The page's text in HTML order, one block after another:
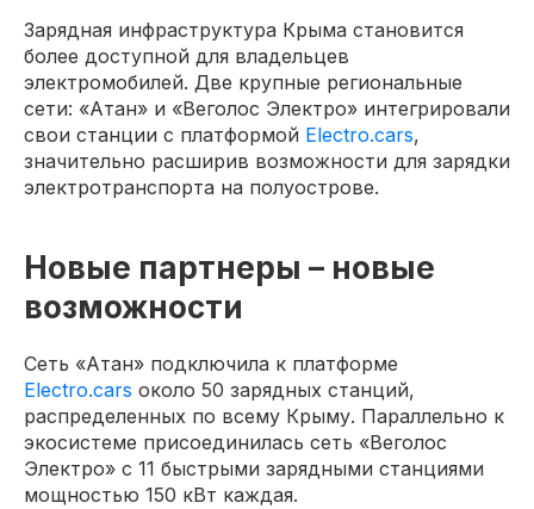
Зарядная инфраструктура Крыма становится
более доступной для владельцев
электромобилей. Две крупные региональные
сети: «Атан» и «Веголос Электро» интегрировали
свои станции с платформой Electro.cars,
значительно расширив возможности для зарядки
электротранспорта на полуострове.
Новые партнеры – новые
возможности
Сеть «Атан» подключила к платформе
Electro.cars около 50 зарядных станций,
распределенных по всему Крыму. Параллельно к
экосистеме присоединилась сеть «Веголос
Электро» с 11 быстрыми зарядными станциями
мощностью 150 кВт каждая.